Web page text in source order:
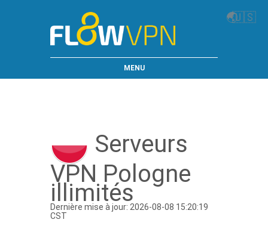
🌏🇺🇸
MENU
Serveurs
VPN Pologne
illimités
Dernière mise à jour: 2026-08-08 15:20:19
CST